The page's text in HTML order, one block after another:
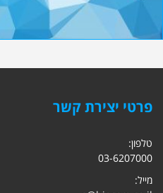
פרטי יצירת קשר
טלפון:
03-6207000
מייל: